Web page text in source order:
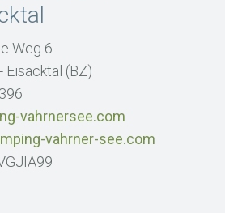
Weg 6
Eisacktal (BZ)
vahrnersee.com
vahrner-see.com